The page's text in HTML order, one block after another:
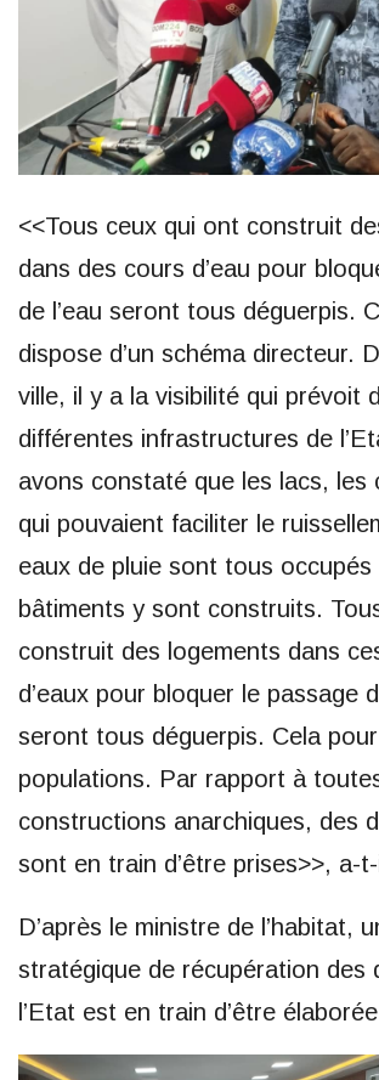
<<Tous ceux qui ont construit
dans des cours d’eau pour
de l’eau seront tous déguerpis.
dispose d’un schéma directeur.
ville, il y a la visibilité qui prévoit
différentes infrastructures de
avons constaté que les lacs, les
qui pouvaient faciliter le
eaux de pluie sont tous occupés
bâtiments y sont construits.
construit des logements dans
d’eaux pour bloquer le passage
seront tous déguerpis. Cela
populations. Par rapport à
constructions anarchiques, des
sont en train d’être prises>>, a-
D’après le ministre de l’habitat,
stratégique de récupération des
l’Etat est en train d’être